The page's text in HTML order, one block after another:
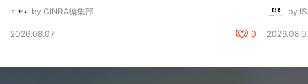
by CINRA編集部
2026.08.07 0
by